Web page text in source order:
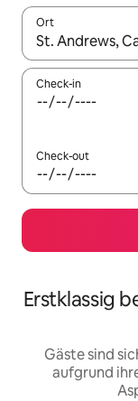
Ort
Wenn
Check-in
Check-out
Erstklassig
Gäste sind
aufgrund